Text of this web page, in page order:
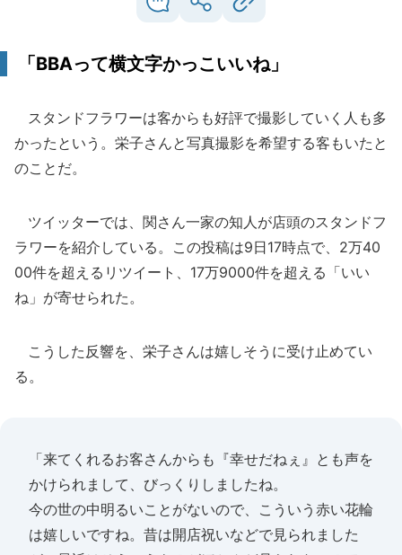
「BBAって横文字かっこいいね」
スタンドフラワーは客からも好評で撮影していく人も多
かったという。栄子さんと写真撮影を希望する客もいたと
のことだ。
ツイッターでは、関さん一家の知人が店頭のスタンドフ
ラワーを紹介している。この投稿は9日17時点で、2万40
00件を超えるリツイート、17万9000件を超える「いい
ね」が寄せられた。
こうした反響を、栄子さんは嬉しそうに受け止めてい
る。
「来てくれるお客さんからも『幸せだねぇ』とも声を
かけられまして、びっくりしましたね。
今の世の中明るいことがないので、こういう赤い花輪
は嬉しいですね。昔は開店祝いなどで見られました